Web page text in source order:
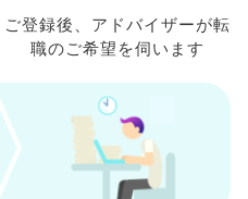
ご登録後、 アドバイザーが転
職のご希望を伺います